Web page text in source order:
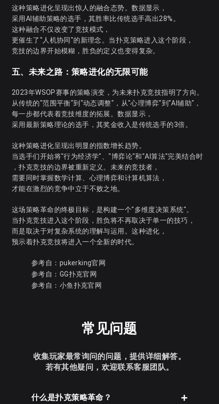
这种策略进化呈现出惊人的融合态势。数据显示，
采用AI辅助策略的选手，其胜率比传统选手高出28%。
这种融合不仅改变了竞技模式，
更催生了"人机协同"的新理念。当扑克策略进入这个阶段，
竞技的边界开始模糊，胜负的定义也变得复杂。
五、未来之路：策略进化的无限可能
2023年WSOP赛事的策略演变，为未来扑克竞技指明了方向。
从传统的"范围平衡"到"动态调整"，从"心理博弈"到"AI辅助"，
每一步都代表着竞技维度的拓展。数据显示，
采用最新策略理论的选手，其奖金收入是传统选手的3倍。
这种策略进化呈现出明显的指数增长趋势。
当选手们开始将"行为经济学"、"博弈论"和"AI算法"完美结合时
，扑克竞技的边界被重新定义。未来的竞技者，
需要同时掌握数学计算、心理博弈和计算机算法，
才能在激烈的竞争中立于不败之地。
这场策略革命的终极目标，是构建一个"多维度决策系统"。
当扑克竞技进入这个阶段，胜负将不再取决于单一的技巧，
而是取决于对复杂系统的理解与运用。这种进化，
预示着扑克竞技将进入一个全新的时代。
参考自： pukerking官网
参考自： GG扑克官网
参考自： 小鱼扑克官网
常见问题
收集玩家最常询问的问题，提供详细解答。
若有其他疑问，欢迎联系客服团队。
什么是扑克策略革命？